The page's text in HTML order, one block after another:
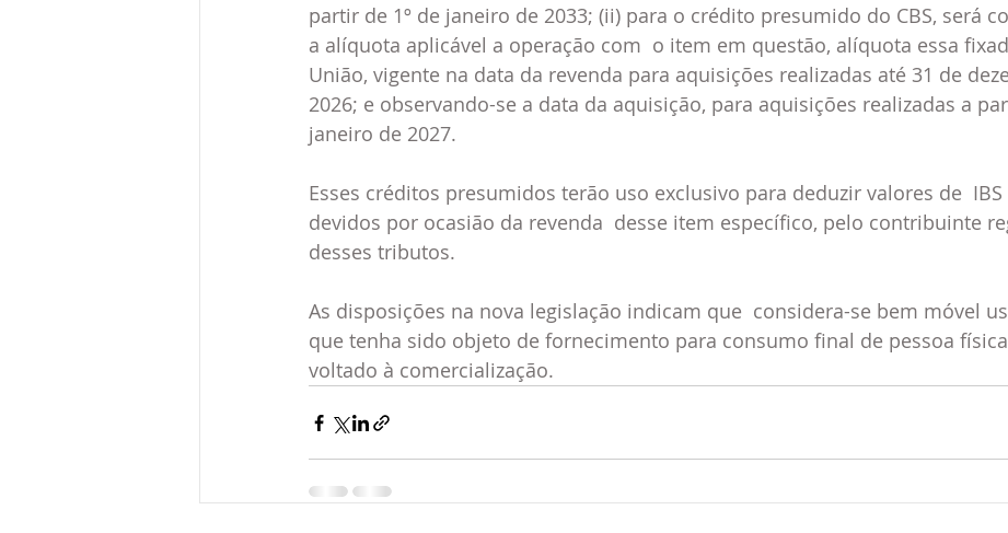
partir de 1º de janeiro de 2033; (ii) para o crédito presumido do CBS, será
a alíquota aplicável a operação com  o item em questão, alíquota essa
União, vigente na data da revenda para aquisições realizadas até 31 de
2026; e observando-se a data da aquisição, para aquisições realizadas a
janeiro de 2027.
Esses créditos presumidos terão uso exclusivo para deduzir valores de  IBS
devidos por ocasião da revenda  desse item específico, pelo contribuinte
desses tributos.
As disposições na nova legislação indicam que  considera-se bem móvel
que tenha sido objeto de fornecimento para consumo final de pessoa
voltado à comercialização.